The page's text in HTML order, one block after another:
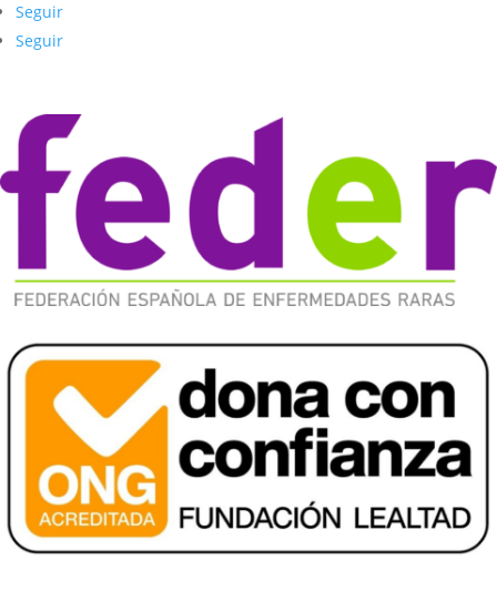
Seguir
Seguir